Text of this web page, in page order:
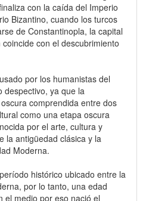
Bizantino, cuando los turcos
de Constantinopla, la capital
con el descubrimiento
despectivo, ya que la
comprendida entre dos
como una etapa oscura
por el arte, cultura y
la antigüedad clásica y la
Moderna.
histórico ubicado entre la
por lo tanto, una edad
el medio por eso nació el